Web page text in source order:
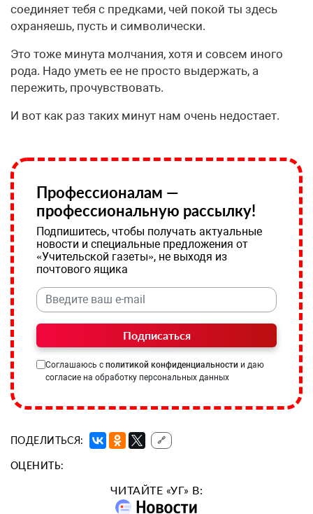
соединяет тебя с предками, чей покой ты здесь
охраняешь, пусть и символически.
Это тоже минута молчания, хотя и совсем иного
рода. Надо уметь ее не просто выдержать, а
пережить, прочувствовать.
И вот как раз таких минут нам очень недостает.
Профессионалам —
профессиональную рассылку!
Подпишитесь, чтобы получать актуальные
новости и специальные предложения от
«Учительской газеты», не выходя из
почтового ящика
Подписаться
Соглашаюсь с политикой конфиденциальности и даю
согласие на обработку персональных данных
ПОДЕЛИТЬСЯ: 🔗
ОЦЕНИТЬ:
ЧИТАЙТЕ «УГ» В: